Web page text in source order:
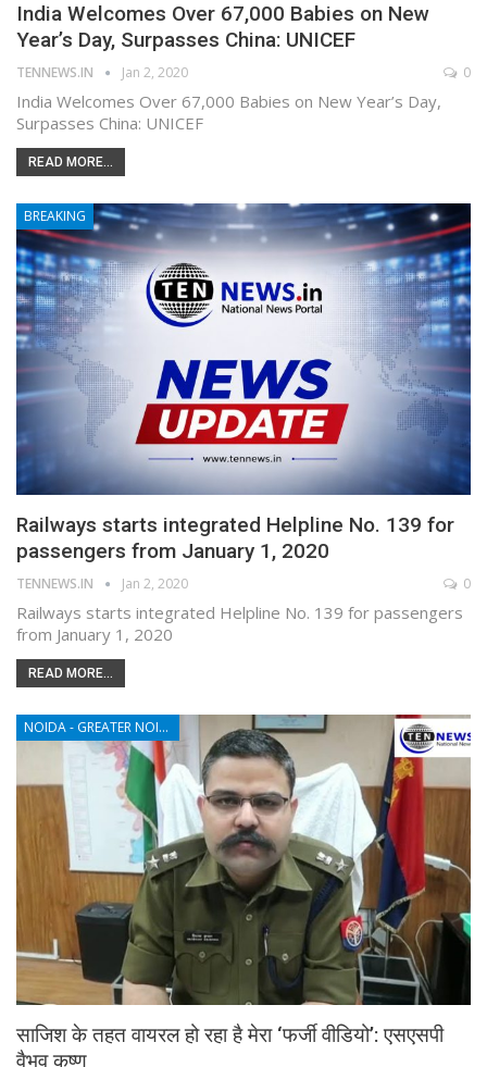
India Welcomes Over 67,000 Babies on New
Year’s Day, Surpasses China: UNICEF
TENNEWS.IN Jan 2, 2020 0
India Welcomes Over 67,000 Babies on New Year’s Day,
Surpasses China: UNICEF
READ MORE...
BREAKING
Railways starts integrated Helpline No. 139 for
passengers from January 1, 2020
TENNEWS.IN Jan 2, 2020 0
Railways starts integrated Helpline No. 139 for passengers
from January 1, 2020
READ MORE...
NOIDA - GREATER NOIDA - YAMUNA EXPRESSWAY
साजिश के तहत वायरल हो रहा है मेरा ‘फर्जी वीडियो’: एसएसपी
वैभव कृष्ण